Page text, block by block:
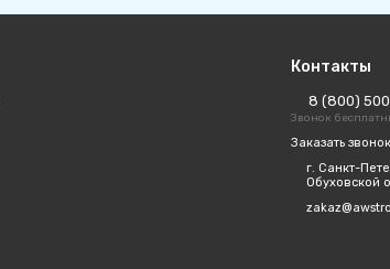
Контакты
8 (800)
Звонок
Заказать звонок
г. Санкт-
Обуховской